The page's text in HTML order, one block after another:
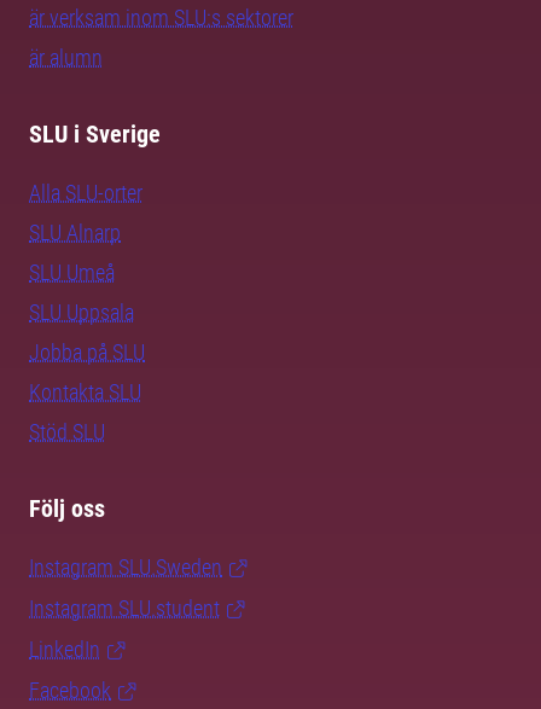
är verksam inom SLU:s sektorer
är alumn
SLU i Sverige
Alla SLU-orter
SLU Alnarp
SLU Umeå
SLU Uppsala
Jobba på SLU
Kontakta SLU
Stöd SLU
Följ oss
Instagram SLU.Sweden
Instagram SLU.student
LinkedIn
Facebook